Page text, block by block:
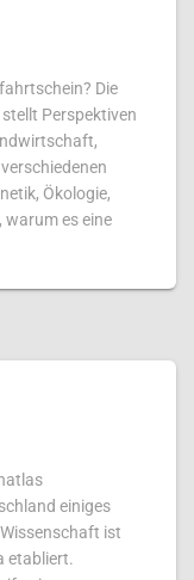
Die
Perspektiven
Ökolo­gie,
warum es eine
einiges
ist
etabliert.